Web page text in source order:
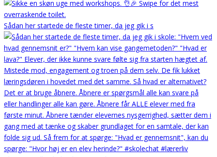
Sådan her startede de fleste timer, da jeg gik i s